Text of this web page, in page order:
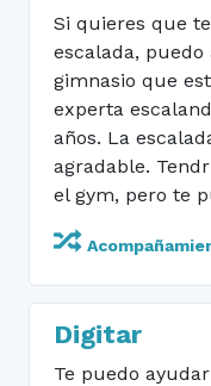
Si quieres que
escalada,
gimnasio que
experta
años. La
agradable.
el gym, pero te
Digitar
Te puedo